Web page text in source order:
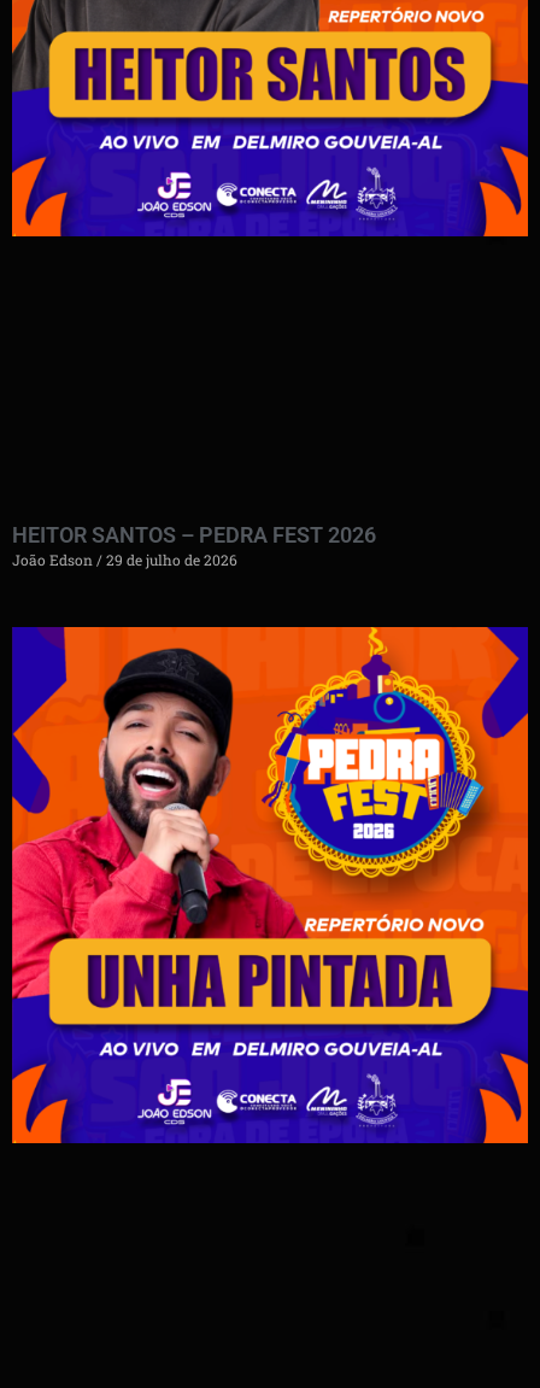
HEITOR SANTOS – PEDRA FEST 2026
João Edson 29 de julho de 2026